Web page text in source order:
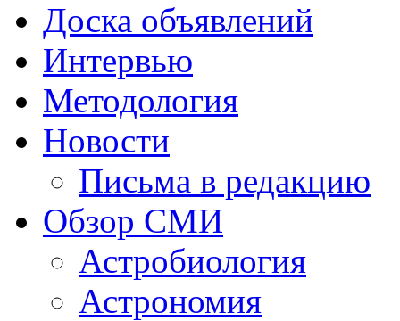
Доска объявлений
Интервью
Методология
Новости
Письма в редакцию
Обзор СМИ
Астробиология
Астрономия